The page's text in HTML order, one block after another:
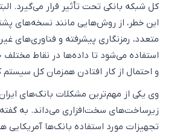
کل شبکه بانکی تحت تأثیر قرار می‌گیرد.
این خطر، از روش‌هایی مانند نسخه‌های
متعدد، رمزنگاری پیشرفته و فناوری‌های
استفاده می‌شود تا داده‌ها در نقاط مختلف
و احتمال از کار افتادن همزمان کل
وی یکی از مهم‌ترین مشکلات بانک‌های
زیرساخت‌های سخت‌افزاری می‌داند. به
تجهیزات مورد استفاده بانک‌ها